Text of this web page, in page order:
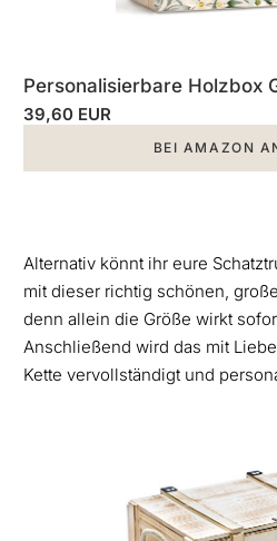
Personalisierbare Holzbox
39,60 EUR
BEI AMAZON
Alternativ könnt ihr eure
mit dieser richtig schönen,
denn allein die Größe wirkt
Anschließend wird das mit
Kette vervollständigt und